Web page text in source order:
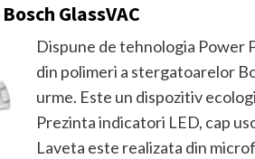
GlassVAC
Dispune de tehnologia Power
din polimeri a stergatoarelor
urme. Este un dispozitiv
Prezinta indicatori LED, cap
Laveta este realizata din